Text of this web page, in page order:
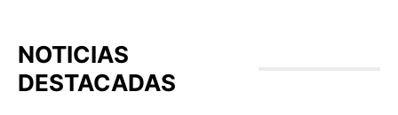
NOTICIAS
DESTACADAS